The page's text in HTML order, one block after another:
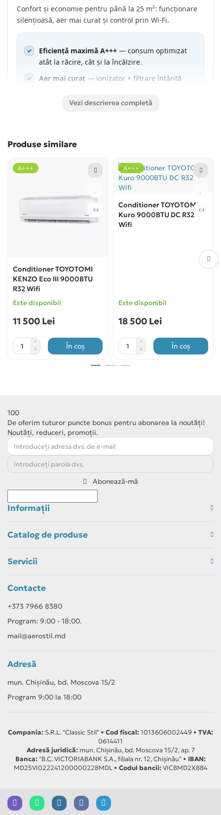
Confort și economie pentru până la 25 m²: funcționare
silențioasă, aer mai curat și control prin Wi-Fi.
Eficiență maximă A+++ — consum optimizat
atât la răcire, cât și la încălzire.
Aer mai curat — ionizator + filtrare întărită
fotocatalitic).
interne curate.
Mode pentru un somn mai liniștit.
— reglaj inteligent al temperaturii pe
baza senzorului din telecomandă (acolo unde
Wi-Fi integrat— pornești aparatul de la
Pe scurt:9000 BTU pentru camere mici —
silențios, economic și cu sistem complet de
purificare a aerului.
9000 BTU A+++ Wi-Fi
Putere la răcire / încălzire
2700 / 3000 W
Inverter
Clasă eficiență energetică
Zgomot unitate internă
Consum (răcire / încălzire)
Filtre
Lampă UV
Dimensiuni (int.
/ ext.)
Greutate (int. / ext.)
Pentru dormitor, cameră de copii, birou sau living
mic (până la 25 m²). Alegerea potrivită dacă vrei
funcționare foarte silențioasă (de la 18 dB), eficiență
A+++ și aer mai curat prin ionizare, lampă UV și
Vezi descrierea completă
Produse similare
A+++
Conditioner TOYOTOMI
KENZO Eco III 9000BTU
R32 Wifi
Este disponibil
11 500 Lei
În coș
A+++
Conditioner TOYOTOMI
Kuro 9000BTU DC R32
Wifi
Este disponibil
18 500 Lei
În coș
100
De oferim tuturor puncte bonus pentru abonarea la noutăți!
Noutăți, reduceri, promoții.
Abonează-mă
Informaţii
Catalog de produse
Servicii
Contacte
+373 7966 8380
Program: 9:00 - 18:00.
mail@aerostil.md
Adresă
mun. Chișinău, bd. Moscova 15/2
Program 9:00 la 18:00
Compania: S.R.L. "Classic Stil" • Cod fiscal:1013606002449 • TVA:
0614411
Adresă juridică:mun. Chișinău, bd. Moscova 15/2, ap. 7
Banca: "B.C. VICTORIABANK S.A., filiala nr. 12, Chișinău" • IBAN:
MD25VI022241200000228MDL • Codul bancii:VICBMD2X884